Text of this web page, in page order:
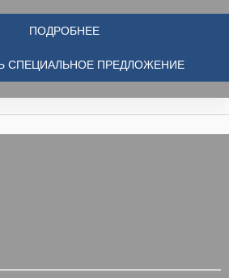
ПОДРОБНЕЕ
СПЕЦИАЛЬНОЕ ПРЕДЛОЖЕНИЕ